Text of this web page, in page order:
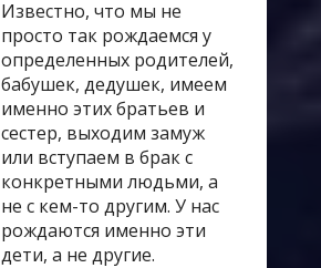
Известно, что мы не
просто так рождаемся у
определенных родителей,
бабушек, дедушек, имеем
именно этих братьев и
сестер, выходим замуж
или вступаем в брак с
конкретными людьми, а
не с кем-то другим. У нас
рождаются именно эти
дети, а не другие.